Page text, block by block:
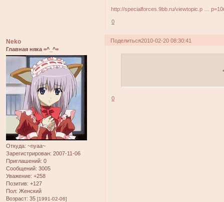
http://specialforces.9bb.ru/viewtopic.p …
0
Поделиться2010-02-20 08:30:41
Neko
Главная няка =^_^=
Откуда: ~nyaa~
Зарегистрирован: 2007-11-06
Приглашений: 0
Сообщений: 3005
Уважение: +258
Позитив: +127
Пол: Женский
Возраст: 35 [1991-02-06]
0